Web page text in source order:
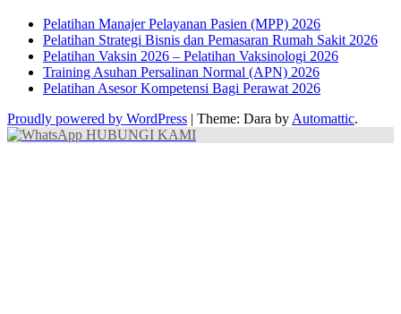
Pelatihan Manajer Pelayanan Pasien (MPP) 2026
Pelatihan Strategi Bisnis dan Pemasaran Rumah Sakit 2026
Pelatihan Vaksin 2026 – Pelatihan Vaksinologi 2026
Training Asuhan Persalinan Normal (APN) 2026
Pelatihan Asesor Kompetensi Bagi Perawat 2026
Proudly powered by WordPress | Theme: Dara byAutomattic.
HUBUNGI KAMI